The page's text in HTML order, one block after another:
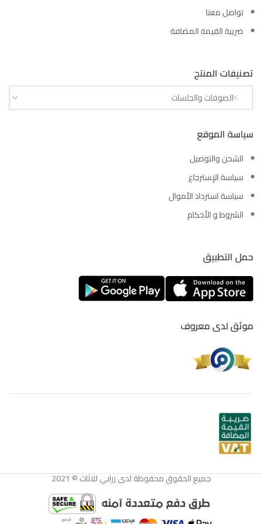
تواصل معنا
ضريبة القيمة المضافة
تصنيفات المنتج
الصوفات والجلسات
سياسة الموقع
الشحن والتوصيل
سياسة الإسترجاع
سياسة استرداد الأموال
الشروط و الأحكام
حمل التطبيق
موثق لدى معروف
جميع الحقوق محفوظة لدى زرابي للاثاث © 2021